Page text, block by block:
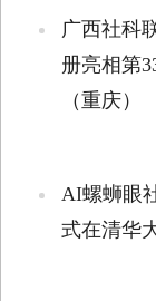
广西社科
册亮相第
（重庆）
AI螺蛳眼
式在清华